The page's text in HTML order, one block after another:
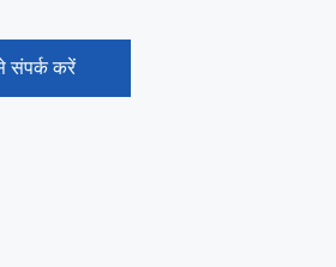
संपर्क करें